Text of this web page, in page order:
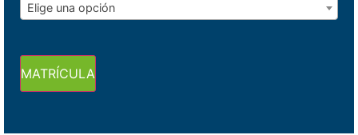
Elige una opción
MATRÍCULA